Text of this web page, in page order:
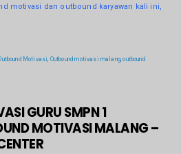
motivasi dan outbound karyawan kali ini,
Motivasi Outbound motivasi malang,outbound
GURU SMPN 1
MOTIVASI MALANG –